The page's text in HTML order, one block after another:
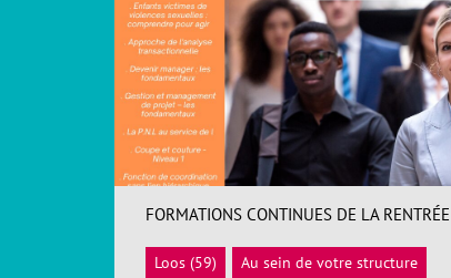
FORMATIONS CONTINUES DE LA RENTRÉE
Loos (59)
Au sein de votre structure